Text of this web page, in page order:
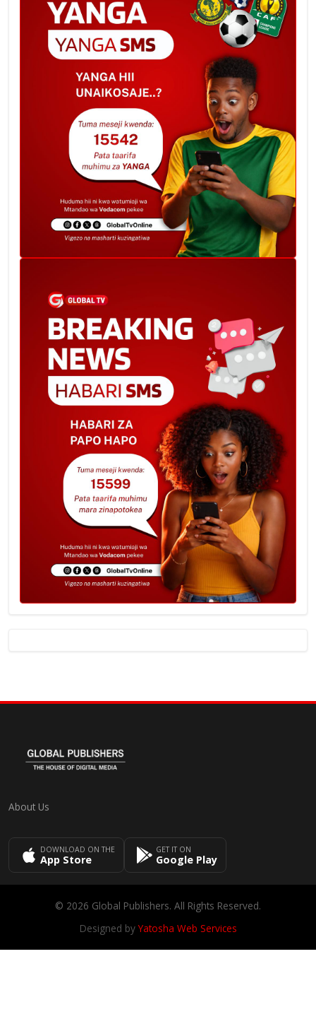
About Us
DOWNLOAD ON THE
App Store
GET IT ON
Google Play
© 2026 Global Publishers. All Rights Reserved.
Designed byYatosha Web Services